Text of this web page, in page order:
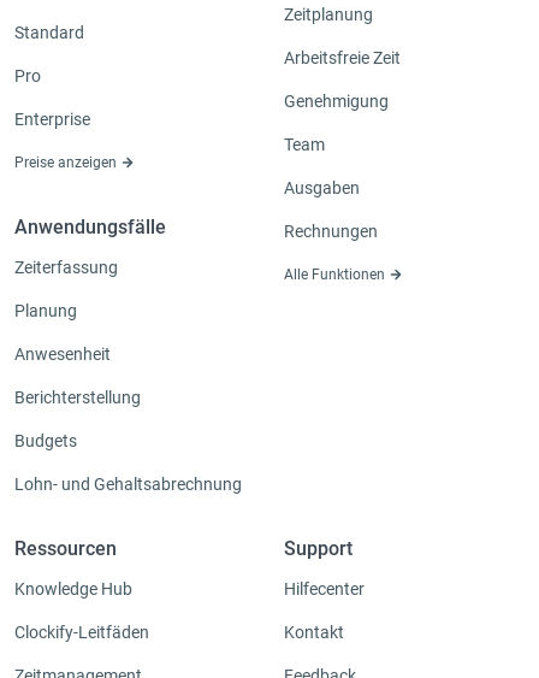
Standard
Pro
Enterprise
Preise anzeigen
Anwendungsfälle
Zeiterfassung
Planung
Anwesenheit
Berichterstellung
Budgets
Lohn- und Gehaltsabrechnung
Zeitplanung
Arbeitsfreie Zeit
Genehmigung
Team
Ausgaben
Rechnungen
Alle Funktionen
Ressourcen
Knowledge Hub
Clockify-Leitfäden
Support
Hilfecenter
Kontakt